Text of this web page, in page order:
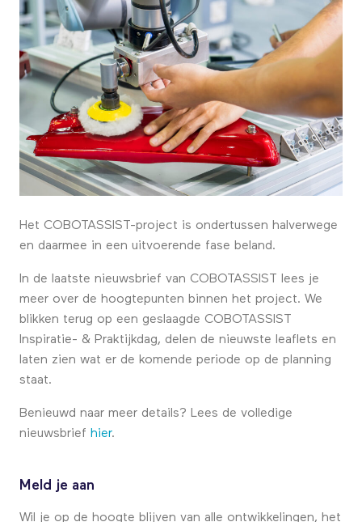
Het COBOTASSIST-project is ondertussen halverwege
en daarmee in een uitvoerende fase beland.
In de laatste nieuwsbrief van COBOTASSIST lees je
meer over de hoogtepunten binnen het project. We
blikken terug op een geslaagde COBOTASSIST
Inspiratie- & Praktijkdag, delen de nieuwste leaflets en
laten zien wat er de komende periode op de planning
staat.
Benieuwd naar meer details? Lees de volledige
nieuwsbrief hier.
Meld je aan
Wil je op de hoogte blijven van alle ontwikkelingen, het